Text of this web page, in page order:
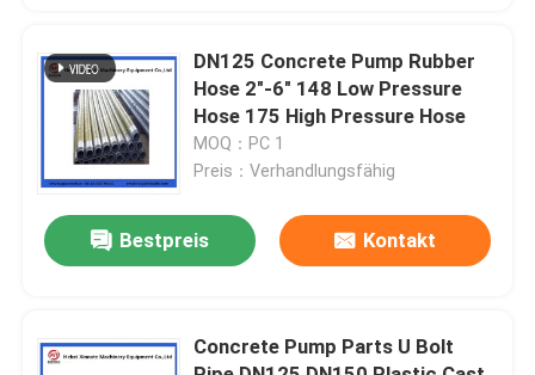
Qualitätskontrolle
Kontakt
Referenzen
Betonpumpe-Teile Schwing
DN125 Concrete Pump Rubber
Hose 2"-6" 148 Low Pressure
Hose 175 High Pressure Hose
MOQ：PC 1
Preis：Verhandlungsfähig
Bestpreis Kontakt
Concrete Pump Parts U Bolt